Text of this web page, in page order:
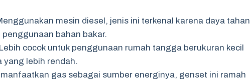
mesin diesel, jenis ini terkenal karena daya tahan
bahan bakar.
cocok untuk penggunaan rumah tangga berukuran kecil
yang lebih rendah.
gas sebagai sumber energinya, genset ini ramah